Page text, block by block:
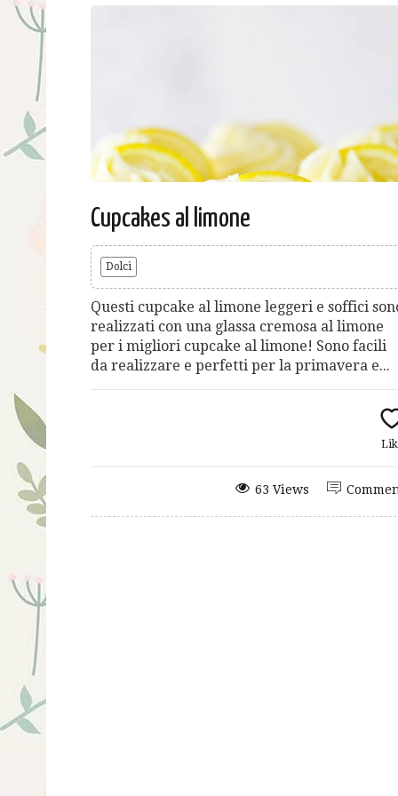
Cupcakes al limone
Dolci
Questi cupcake al limone leggeri e soffici
realizzati con una glassa cremosa al limone
per i migliori cupcake al limone! Sono facili
da realizzare e perfetti per la primavera e...
63 Views